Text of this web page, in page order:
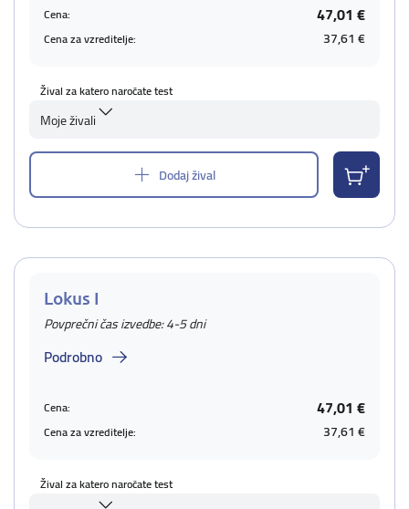
Cena: 47,01 €
Cena za vzreditelje: 37,61 €
Žival za katero naročate test
Moje živali
Dodaj žival
Lokus I
Povprečni čas izvedbe: 4-5 dni
Podrobno
Cena: 47,01 €
Cena za vzreditelje: 37,61 €
Žival za katero naročate test